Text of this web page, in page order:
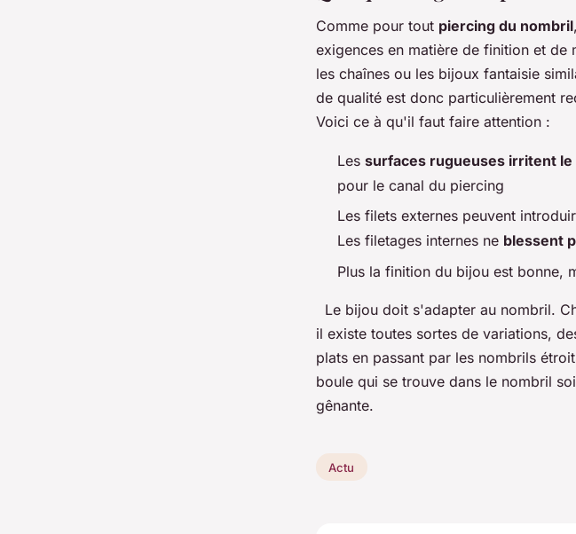
Comme pour tout piercing du nombril
exigences en matière de finition et
les chaînes ou les bijoux fantaisie
de qualité est donc particulièrement
Voici ce à qu'il faut faire attention :
Les surfaces rugueuses irritent
pour le canal du piercing
Les filets externes peuvent
Les filetages internes ne blessent
Plus la finition du bijou est bonne,
Le bijou doit s'adapter au nombril.
il existe toutes sortes de variations,
plats en passant par les nombrils
boule qui se trouve dans le nombril
gênante.
Actu